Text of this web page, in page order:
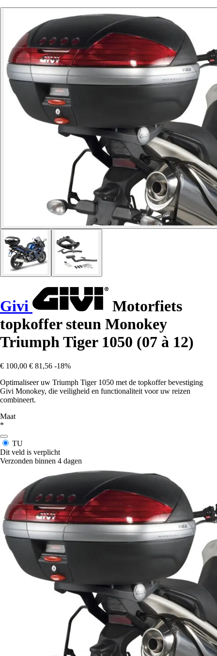
Givi
Motorfiets
topkoffer steun Monokey
Triumph Tiger 1050 (07 à 12)
€ 100,00 € 81,56 -18%
Optimaliseer uw Triumph Tiger 1050 met de topkoffer bevestiging
Givi Monokey, die veiligheid en functionaliteit voor uw reizen
combineert.
Maat
*
TU
Dit veld is verplicht
Verzonden binnen 4 dagen